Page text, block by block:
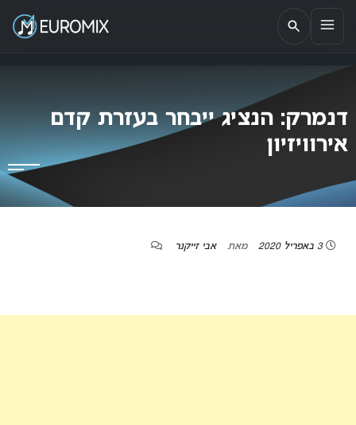
EUROMIX
אתר הבית של האירוויזיון בישראל
דנמרק: הנציג ייבחר בעזרת קדם
אירוויזיון
3 באפריל 2020 מאת אבי זייקנר